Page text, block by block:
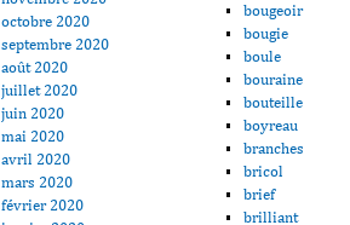
octobre 2020
septembre 2020
août 2020
juillet 2020
juin 2020
mai 2020
avril 2020
mars 2020
février 2020
bougeoir
bougie
boule
bouraine
bouteille
boyreau
branches
bricol
brief
brilliant